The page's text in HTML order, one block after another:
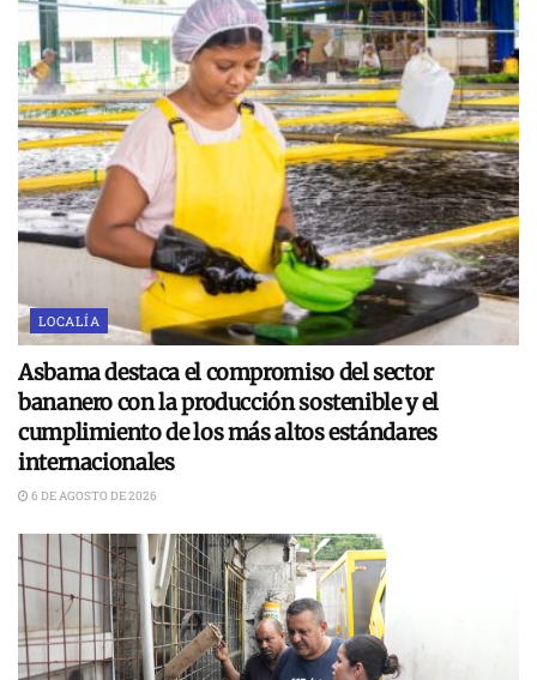
LOCALÍA
Asbama destaca el compromiso del sector
bananero con la producción sostenible y el
cumplimiento de los más altos estándares
internacionales
6 DE AGOSTO DE 2026